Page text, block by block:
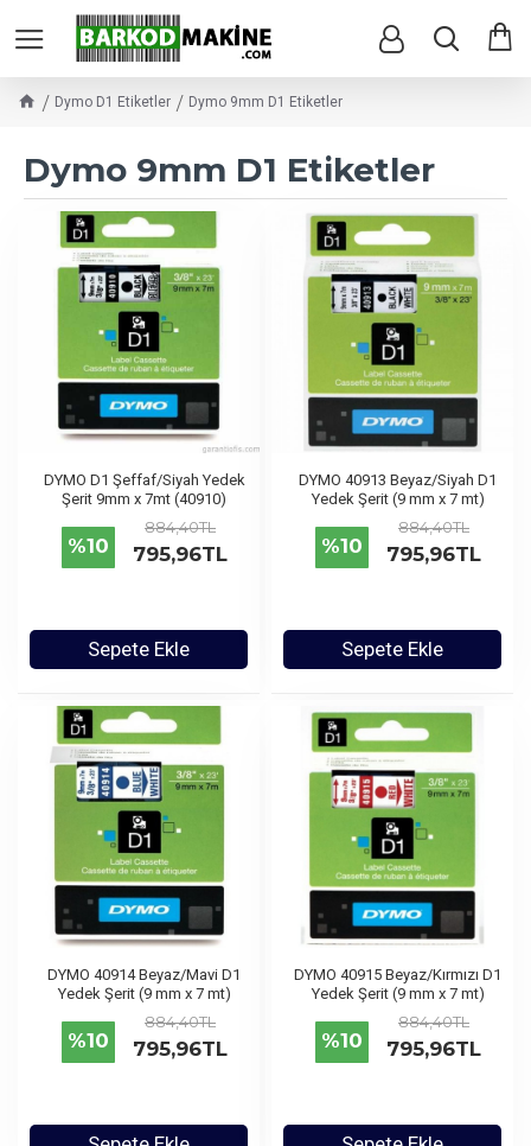
Dymo D1 Etiketler Dymo 9mm D1 Etiketler
Dymo 9mm D1 Etiketler
DYMO D1 Şeffaf/Siyah Yedek
Şerit 9mm x 7mt (40910)
%10
884,40TL
795,96TL
Sepete Ekle
DYMO 40913 Beyaz/Siyah D1
Yedek Şerit (9 mm x 7 mt)
%10
884,40TL
795,96TL
Sepete Ekle
DYMO 40914 Beyaz/Mavi D1
Yedek Şerit (9 mm x 7 mt)
%10
884,40TL
795,96TL
DYMO 40915 Beyaz/Kırmızı D1
Yedek Şerit (9 mm x 7 mt)
%10
884,40TL
795,96TL